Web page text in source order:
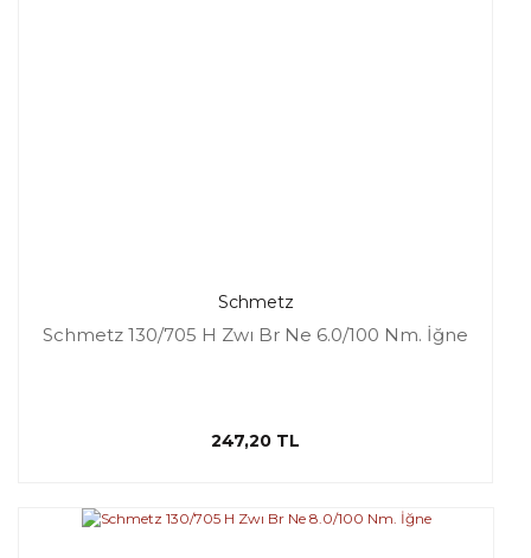
Schmetz
Schmetz 130/705 H Zwı Br Ne 6.0/100 Nm. İğne
247,20 TL